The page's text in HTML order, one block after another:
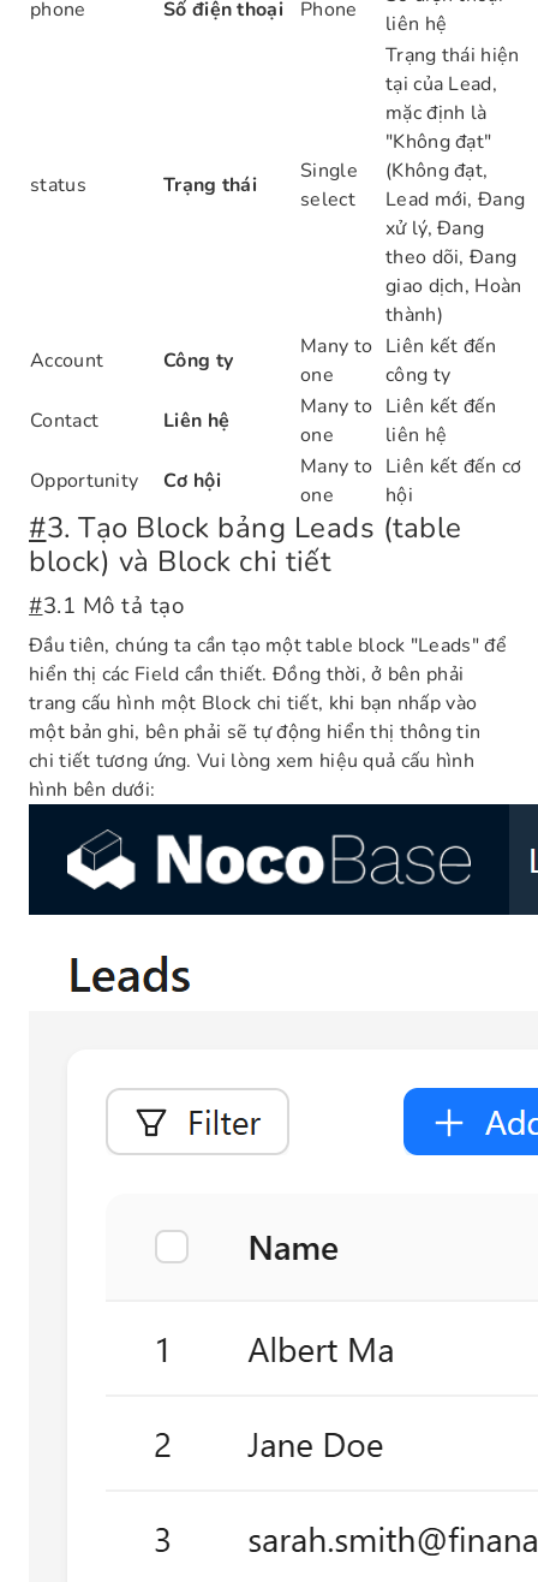
phone Số điện thoại Phone
liên hệ
status Trạng thái
Single
select
Trạng thái hiện
tại của Lead,
mặc định là
"Không đạt"
(Không đạt,
Lead mới, Đang
xử lý, Đang
theo dõi, Đang
giao dịch, Hoàn
thành)
Account
Công ty
Many to
one
Liên kết đến
công ty
Contact
Liên hệ
Many to
one
Liên kết đến
liên hệ
Opportunity
Cơ hội
Many to
one
Liên kết đến cơ
hội
#3. Tạo Block bảng Leads (table
block) và Block chi tiết
#3.1 Mô tả tạo
Đầu tiên, chúng ta cần tạo một table block "Leads" để
hiển thị các Field cần thiết. Đồng thời, ở bên phải
trang cấu hình một Block chi tiết, khi bạn nhấp vào
một bản ghi, bên phải sẽ tự động hiển thị thông tin
chi tiết tương ứng. Vui lòng xem hiệu quả cấu hình
hình bên dưới: